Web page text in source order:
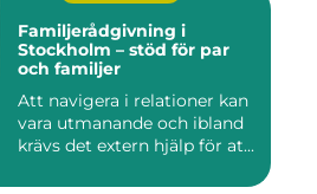
Familjerådgivning i
Stockholm – stöd för par
och familjer
Att navigera i relationer kan
vara utmanande och ibland
krävs det extern hjälp för at...